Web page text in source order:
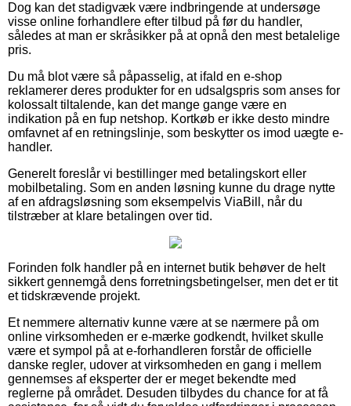
Dog kan det stadigvæk være indbringende at undersøge
visse online forhandlere efter tilbud på før du handler,
således at man er skråsikker på at opnå den mest betalelige
pris.
Du må blot være så påpasselig, at ifald en e-shop
reklamerer deres produkter for en udsalgspris som anses for
kolossalt tiltalende, kan det mange gange være en
indikation på en fup netshop. Kortkøb er ikke desto mindre
omfavnet af en retningslinje, som beskytter os imod uægte e-
handler.
Generelt foreslår vi bestillinger med betalingskort eller
mobilbetaling. Som en anden løsning kunne du drage nytte
af en afdragsløsning som eksempelvis ViaBill, når du
tilstræber at klare betalingen over tid.
Forinden folk handler på en internet butik behøver de helt
sikkert gennemgå dens forretningsbetingelser, men det er tit
et tidskrævende projekt.
Et nemmere alternativ kunne være at se nærmere på om
online virksomheden er e-mærke godkendt, hvilket skulle
være et sympol på at e-forhandleren forstår de officielle
danske regler, udover at virksomheden en gang i mellem
gennemses af eksperter der er meget bekendte med
reglerne på området. Desuden tilbydes du chance for at få